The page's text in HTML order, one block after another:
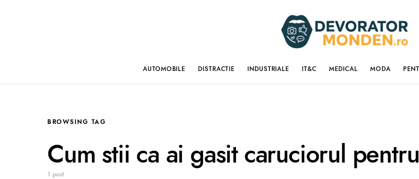
AUTOMOBILE DISTRACTIE INDUSTRIALE IT&C MEDICAL MODA
BROWSING TAG
Cum stii ca ai gasit caruciorul
1 post